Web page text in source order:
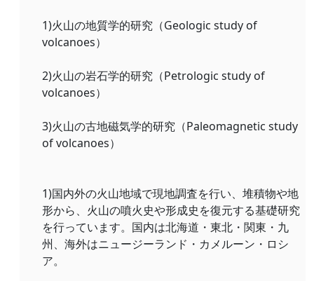
1)火山の地質学的研究（Geologic study of
volcanoes）
2)火山の岩石学的研究（Petrologic study of
volcanoes）
3)火山の古地磁気学的研究（Paleomagnetic study
of volcanoes）
1)国内外の火山地域で現地調査を行い、堆積物や地
形から、火山の噴火史や形成史を復元する基礎研究
を行っています。国内は北海道・東北・関東・九
州、海外はニュージーランド・カメルーン・ロシ
ア。